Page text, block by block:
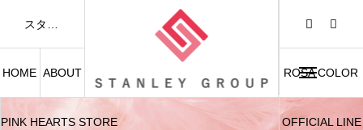
HOME ABOUT
PINK HEARTS STORE
ROSA COLOR
OFFICIAL LINE